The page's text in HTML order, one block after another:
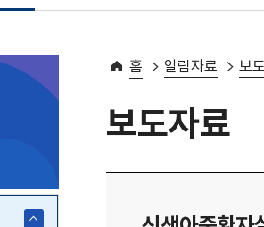
홈 알림자료 보
보도자료